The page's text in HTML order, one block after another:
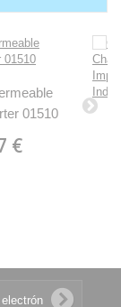
01510
€